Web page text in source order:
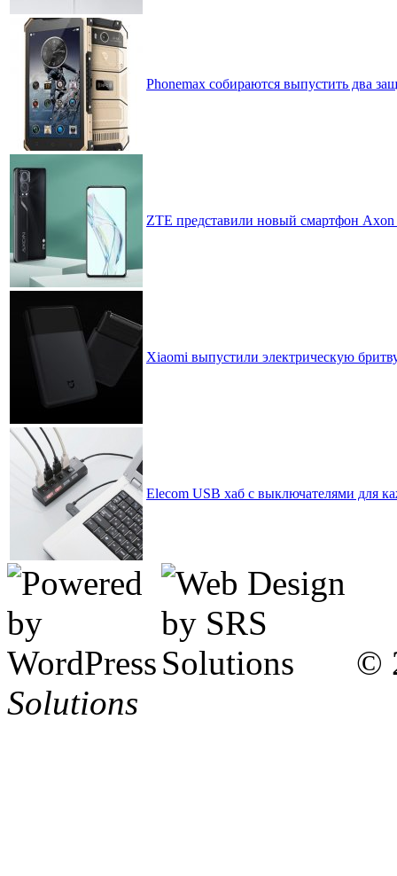
Phonemax собираются выпустить два
ZTE представили новый смартфон
Xiaomi выпустили электрическую
Elecom USB хаб с выключателями для
©
Solutions